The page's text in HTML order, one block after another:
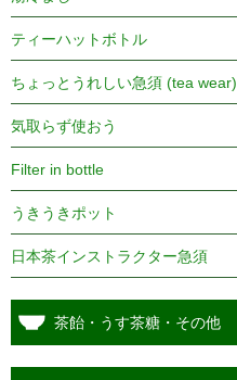
ティーハットボトル
ちょっとうれしい急須 (tea wear)
気取らず使おう
Filter in bottle
うきうきポット
日本茶インストラクター急須
茶飴・うす茶糖・その他